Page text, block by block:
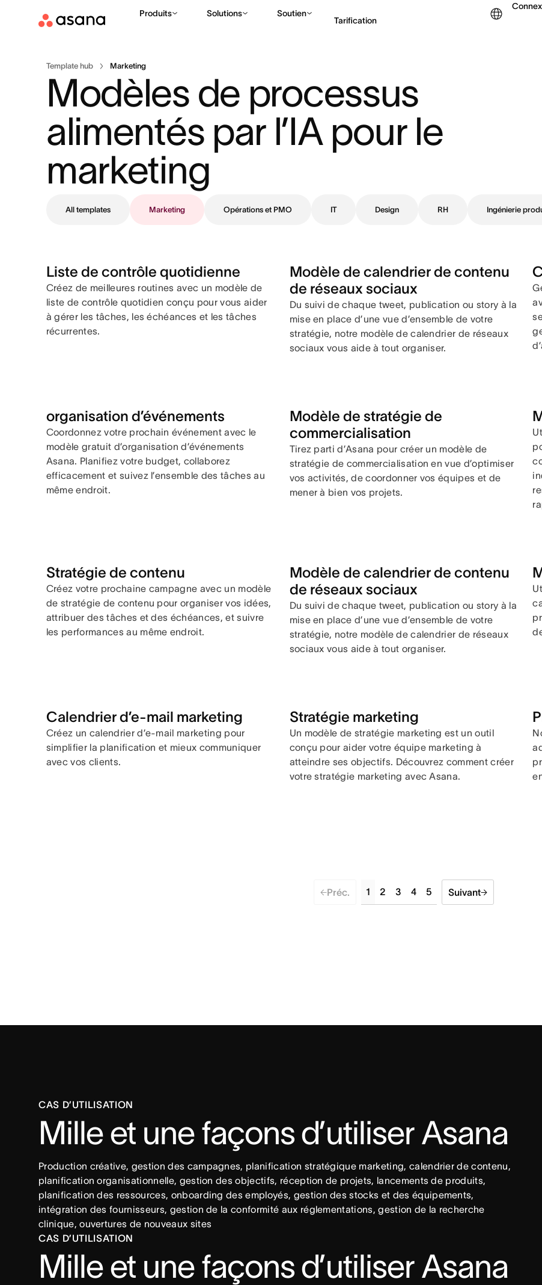
Produits Solutions Soutien
Tarification
Template hub Marketing
Modèles de processus
alimentés par l’IA pour le
marketing
All templates Marketing Opérations et PMO IT Design RH Ingénierie
Liste de contrôle quotidienne
Créez de meilleures routines avec un modèle de
liste de contrôle quotidien conçu pour vous aider
à gérer les tâches, les échéances et les tâches
récurrentes.
Modèle de calendrier de contenu
de réseaux sociaux
Du suivi de chaque tweet, publication ou story à la
mise en place d’une vue d’ensemble de votre
stratégie, notre modèle de calendrier de réseaux
sociaux vous aide à tout organiser.
organisation d’événements
Coordonnez votre prochain événement avec le
modèle gratuit d’organisation d’événements
Asana. Planifiez votre budget, collaborez
efficacement et suivez l’ensemble des tâches au
même endroit.
Modèle de stratégie de
commercialisation
Tirez parti d’Asana pour créer un modèle de
stratégie de commercialisation en vue d’optimiser
vos activités, de coordonner vos équipes et de
mener à bien vos projets.
Stratégie de contenu
Créez votre prochaine campagne avec un modèle
de stratégie de contenu pour organiser vos idées,
attribuer des tâches et des échéances, et suivre
les performances au même endroit.
Modèle de calendrier de contenu
de réseaux sociaux
Du suivi de chaque tweet, publication ou story à la
mise en place d’une vue d’ensemble de votre
stratégie, notre modèle de calendrier de réseaux
sociaux vous aide à tout organiser.
Calendrier d’e-mail marketing
Créez un calendrier d’e-mail marketing pour
simplifier la planification et mieux communiquer
avec vos clients.
Stratégie marketing
Un modèle de stratégie marketing est un outil
conçu pour aider votre équipe marketing à
atteindre ses objectifs. Découvrez comment créer
votre stratégie marketing avec Asana.
Préc. 1 2 3 4 5 Suivant
CAS D’UTILISATION
Mille et une façons d’utiliser Asana
Production créative, gestion des campagnes, planification stratégique marketing, calendrier de contenu,
planification organisationnelle, gestion des objectifs, réception de projets, lancements de produits,
planification des ressources, onboarding des employés, gestion des stocks et des équipements,
intégration des fournisseurs, gestion de la conformité aux réglementations, gestion de la recherche
clinique, ouvertures de nouveaux sites
CAS D’UTILISATION
Mille et une façons d’utiliser Asana